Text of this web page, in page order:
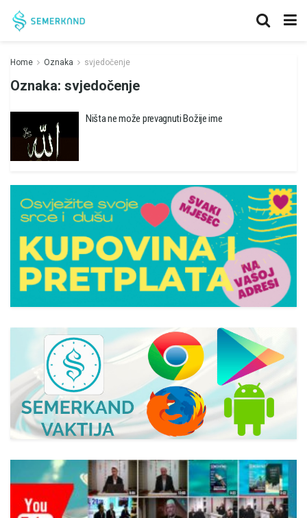
Home Oznaka svjedočenje
Oznaka: svjedočenje
Ništa ne može prevagnuti Božije ime